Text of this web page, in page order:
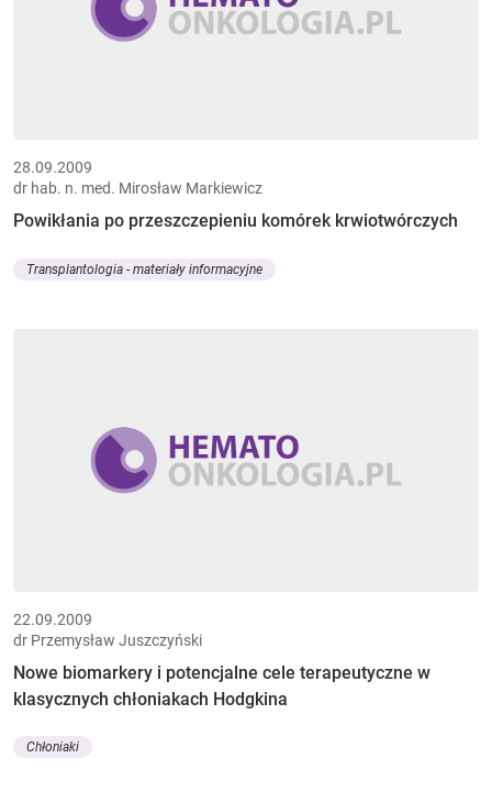
28.09.2009
dr hab. n. med. Mirosław Markiewicz
Powikłania po przeszczepieniu komórek krwiotwórczych
Transplantologia - materiały informacyjne
22.09.2009
dr Przemysław Juszczyński
Nowe biomarkery i potencjalne cele terapeutyczne w
klasycznych chłoniakach Hodgkina
Chłoniaki